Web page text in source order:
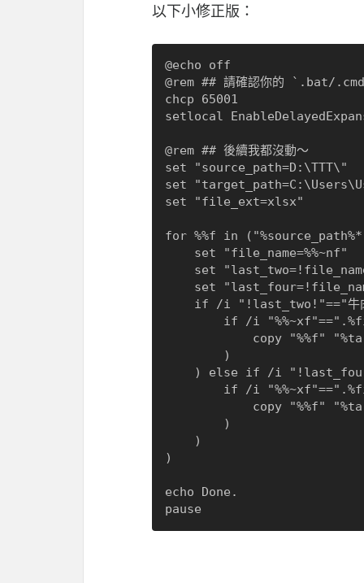
以下小修正版：
@echo off
@rem ## 請確認你的 `.bat/
chcp 65001
setlocal
@rem ## 後續我都沒動～
set "source_path=D:\TTT\"
set
set "file_ext=xlsx"
for %%f in
)
echo Done.